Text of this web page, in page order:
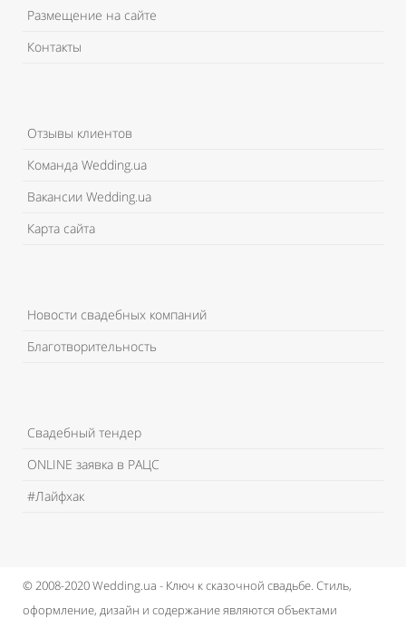
Размещение на сайте
Контакты
Отзывы клиентов
Команда Wedding.ua
Вакансии Wedding.ua
Карта сайта
Новости свадебных компаний
Благотворительность
Свадебный тендер
ONLINE заявка в РАЦС
#Лайфхак
© 2008-2020 Wedding.ua - Ключ к сказочной свадьбе. Стиль,
оформление, дизайн и содержание являются объектами